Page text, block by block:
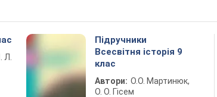
Л.
Підручники
Всесвітня історія 9
клас
Автори: О.О. Мартинюк,
О. О. Гісем